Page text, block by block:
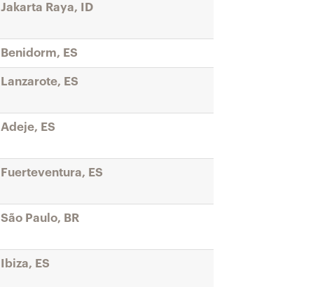
Jakarta Raya, ID
Benidorm, ES
Lanzarote, ES
Adeje, ES
Fuerteventura, ES
São Paulo, BR
Ibiza, ES